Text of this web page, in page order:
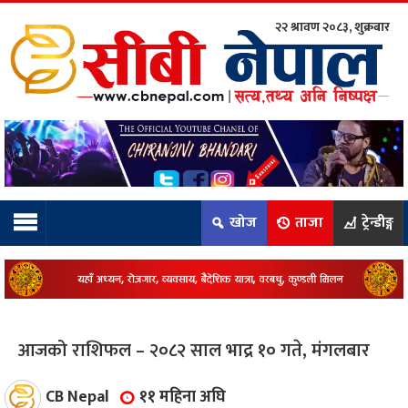
टिम:
२२ श्रावण २०८३, शुक्रबार
खोज ताजा ट्रेन्डीङ्ग
आजको राशिफल – २०८२ साल भाद्र १० गते, मंगलबार
CB Nepal ११ महिना अघि